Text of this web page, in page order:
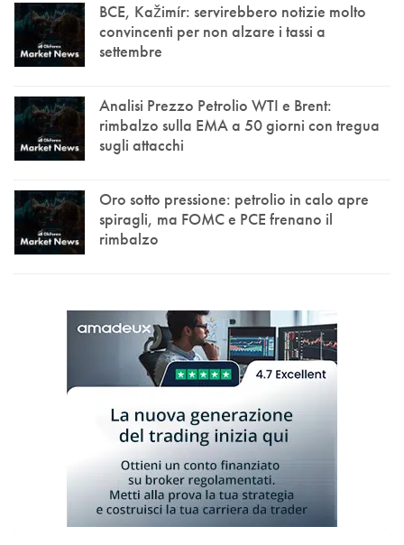
BCE, Kažimír: servirebbero notizie molto
convincenti per non alzare i tassi a
settembre
Analisi Prezzo Petrolio WTI e Brent:
rimbalzo sulla EMA a 50 giorni con tregua
sugli attacchi
Oro sotto pressione: petrolio in calo apre
spiragli, ma FOMC e PCE frenano il
rimbalzo